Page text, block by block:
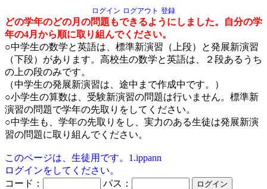
ログイン ログアウト 登録
どの学年のどの月の問題もできるようにしました。自分の学
年の4月から順に取り組んでください。
○中学生の数学と英語は、標準新演習（上段）と発展新演習
（下段）があります。高校生の数学と英語は、２段あるうち
の上の段のみです。
（中学生の発展新演習は、途中まで作成中です。）
○小学生の算数は、受験新演習の問題は行いません。標準新
演習の問題で学年の先取りをしてください。
○中学生も、学年の先取りをし、実力のある生徒は発展新演
習の問題に取り組んでください。
このページは、生徒用です。1.ippann
ログインをしてください。
コード：
パス：